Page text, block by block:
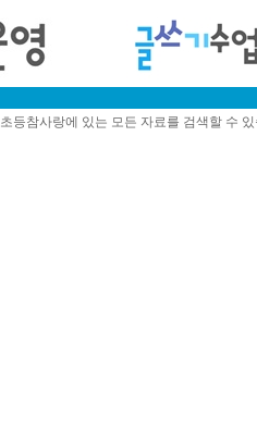
초등참사랑에 있는 모든 자료를 검색할 수